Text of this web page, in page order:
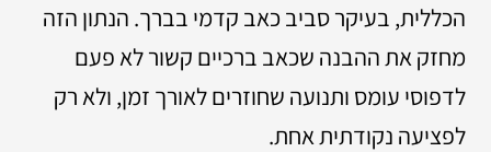
הכללית, בעיקר סביב כאב קדמי בברך. הנתון הזה
מחזק את ההבנה שכאב ברכיים קשור לא פעם
לדפוסי עומס ותנועה שחוזרים לאורך זמן, ולא רק
לפציעה נקודתית אחת.